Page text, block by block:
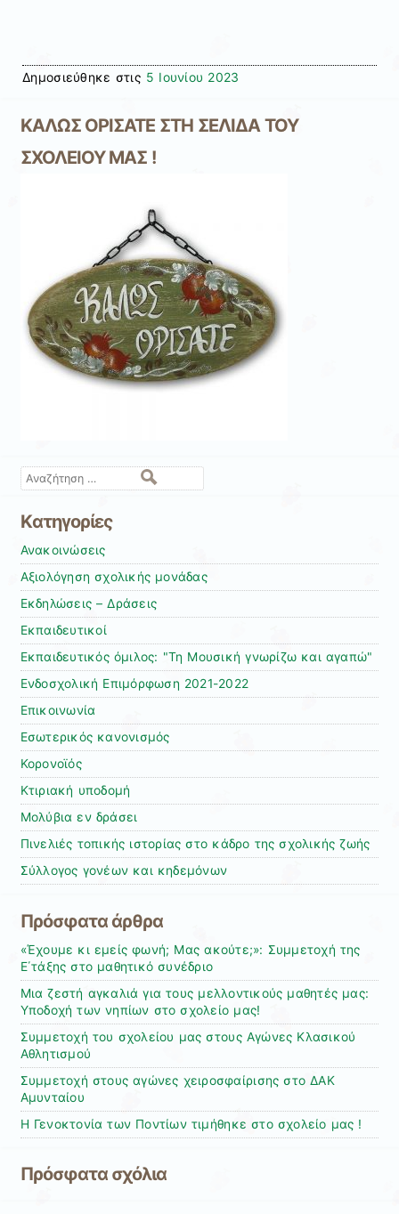
Δημοσιεύθηκε στις 5 Ιουνίου 2023
ΚΑΛΩΣ ΟΡΙΣΑΤΕ ΣΤΗ ΣΕΛΙΔΑ ΤΟΥ
ΣΧΟΛΕΙΟΥ ΜΑΣ !
Αναζήτηση
Kατηγορίες
Ανακοινώσεις
Αξιολόγηση σχολικής μονάδας
Εκδηλώσεις – Δράσεις
Εκπαιδευτικοί
Εκπαιδευτικός όμιλος: "Τη Μουσική γνωρίζω και αγαπώ"
Ενδοσχολική Επιμόρφωση 2021-2022
Επικοινωνία
Εσωτερικός κανονισμός
Κορονοϊός
Κτιριακή υποδομή
Μολύβια εν δράσει
Πινελιές τοπικής ιστορίας στο κάδρο της σχολικής ζωής
Σύλλογος γονέων και κηδεμόνων
Πρόσφατα άρθρα
«Έχουμε κι εμείς φωνή; Μας ακούτε;»: Συμμετοχή της
Ε΄τάξης στο μαθητικό συνέδριο
Μια ζεστή αγκαλιά για τους μελλοντικούς μαθητές μας:
Υποδοχή των νηπίων στο σχολείο μας!
Συμμετοχή του σχολείου μας στους Αγώνες Κλασικού
Αθλητισμού
Συμμετοχή στους αγώνες χειροσφαίρισης στο ΔΑΚ
Αμυνταίου
Η Γενοκτονία των Ποντίων τιμήθηκε στο σχολείο μας !
Πρόσφατα σχόλια